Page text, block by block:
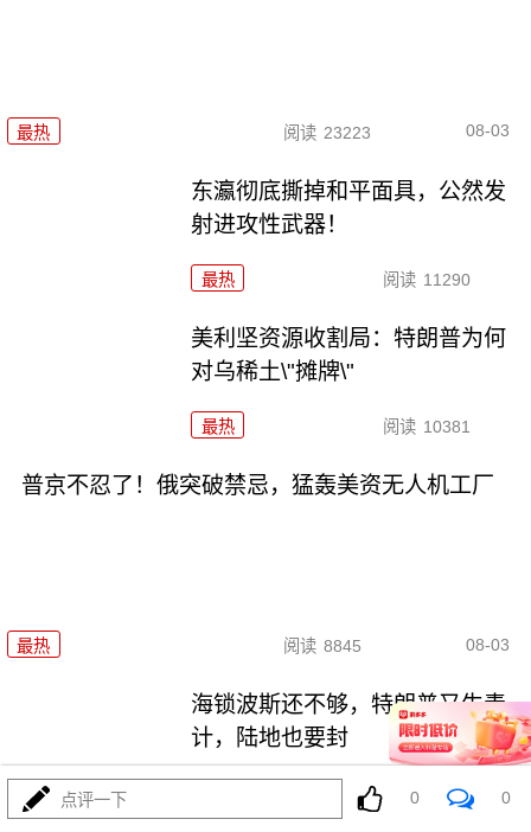
最热 阅读 23223 08-03
东瀛彻底撕掉和平面具，公然发
射进攻性武器！
最热 阅读 11290
美利坚资源收割局：特朗普为何
对乌稀土\"摊牌\"
最热 阅读 10381
普京不忍了！俄突破禁忌，猛轰美资无人机工厂
最热 阅读 8845 08-03
海锁波斯还不够，特朗普又生毒
计，陆地也要封
阅读 8690
点评一下 0 0